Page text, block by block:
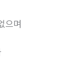
으며